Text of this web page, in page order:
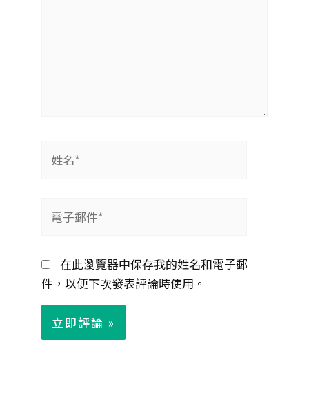
名
件
*
在此瀏覽器中保存我的姓名和電子郵
件，以便下次發表評論時使用。